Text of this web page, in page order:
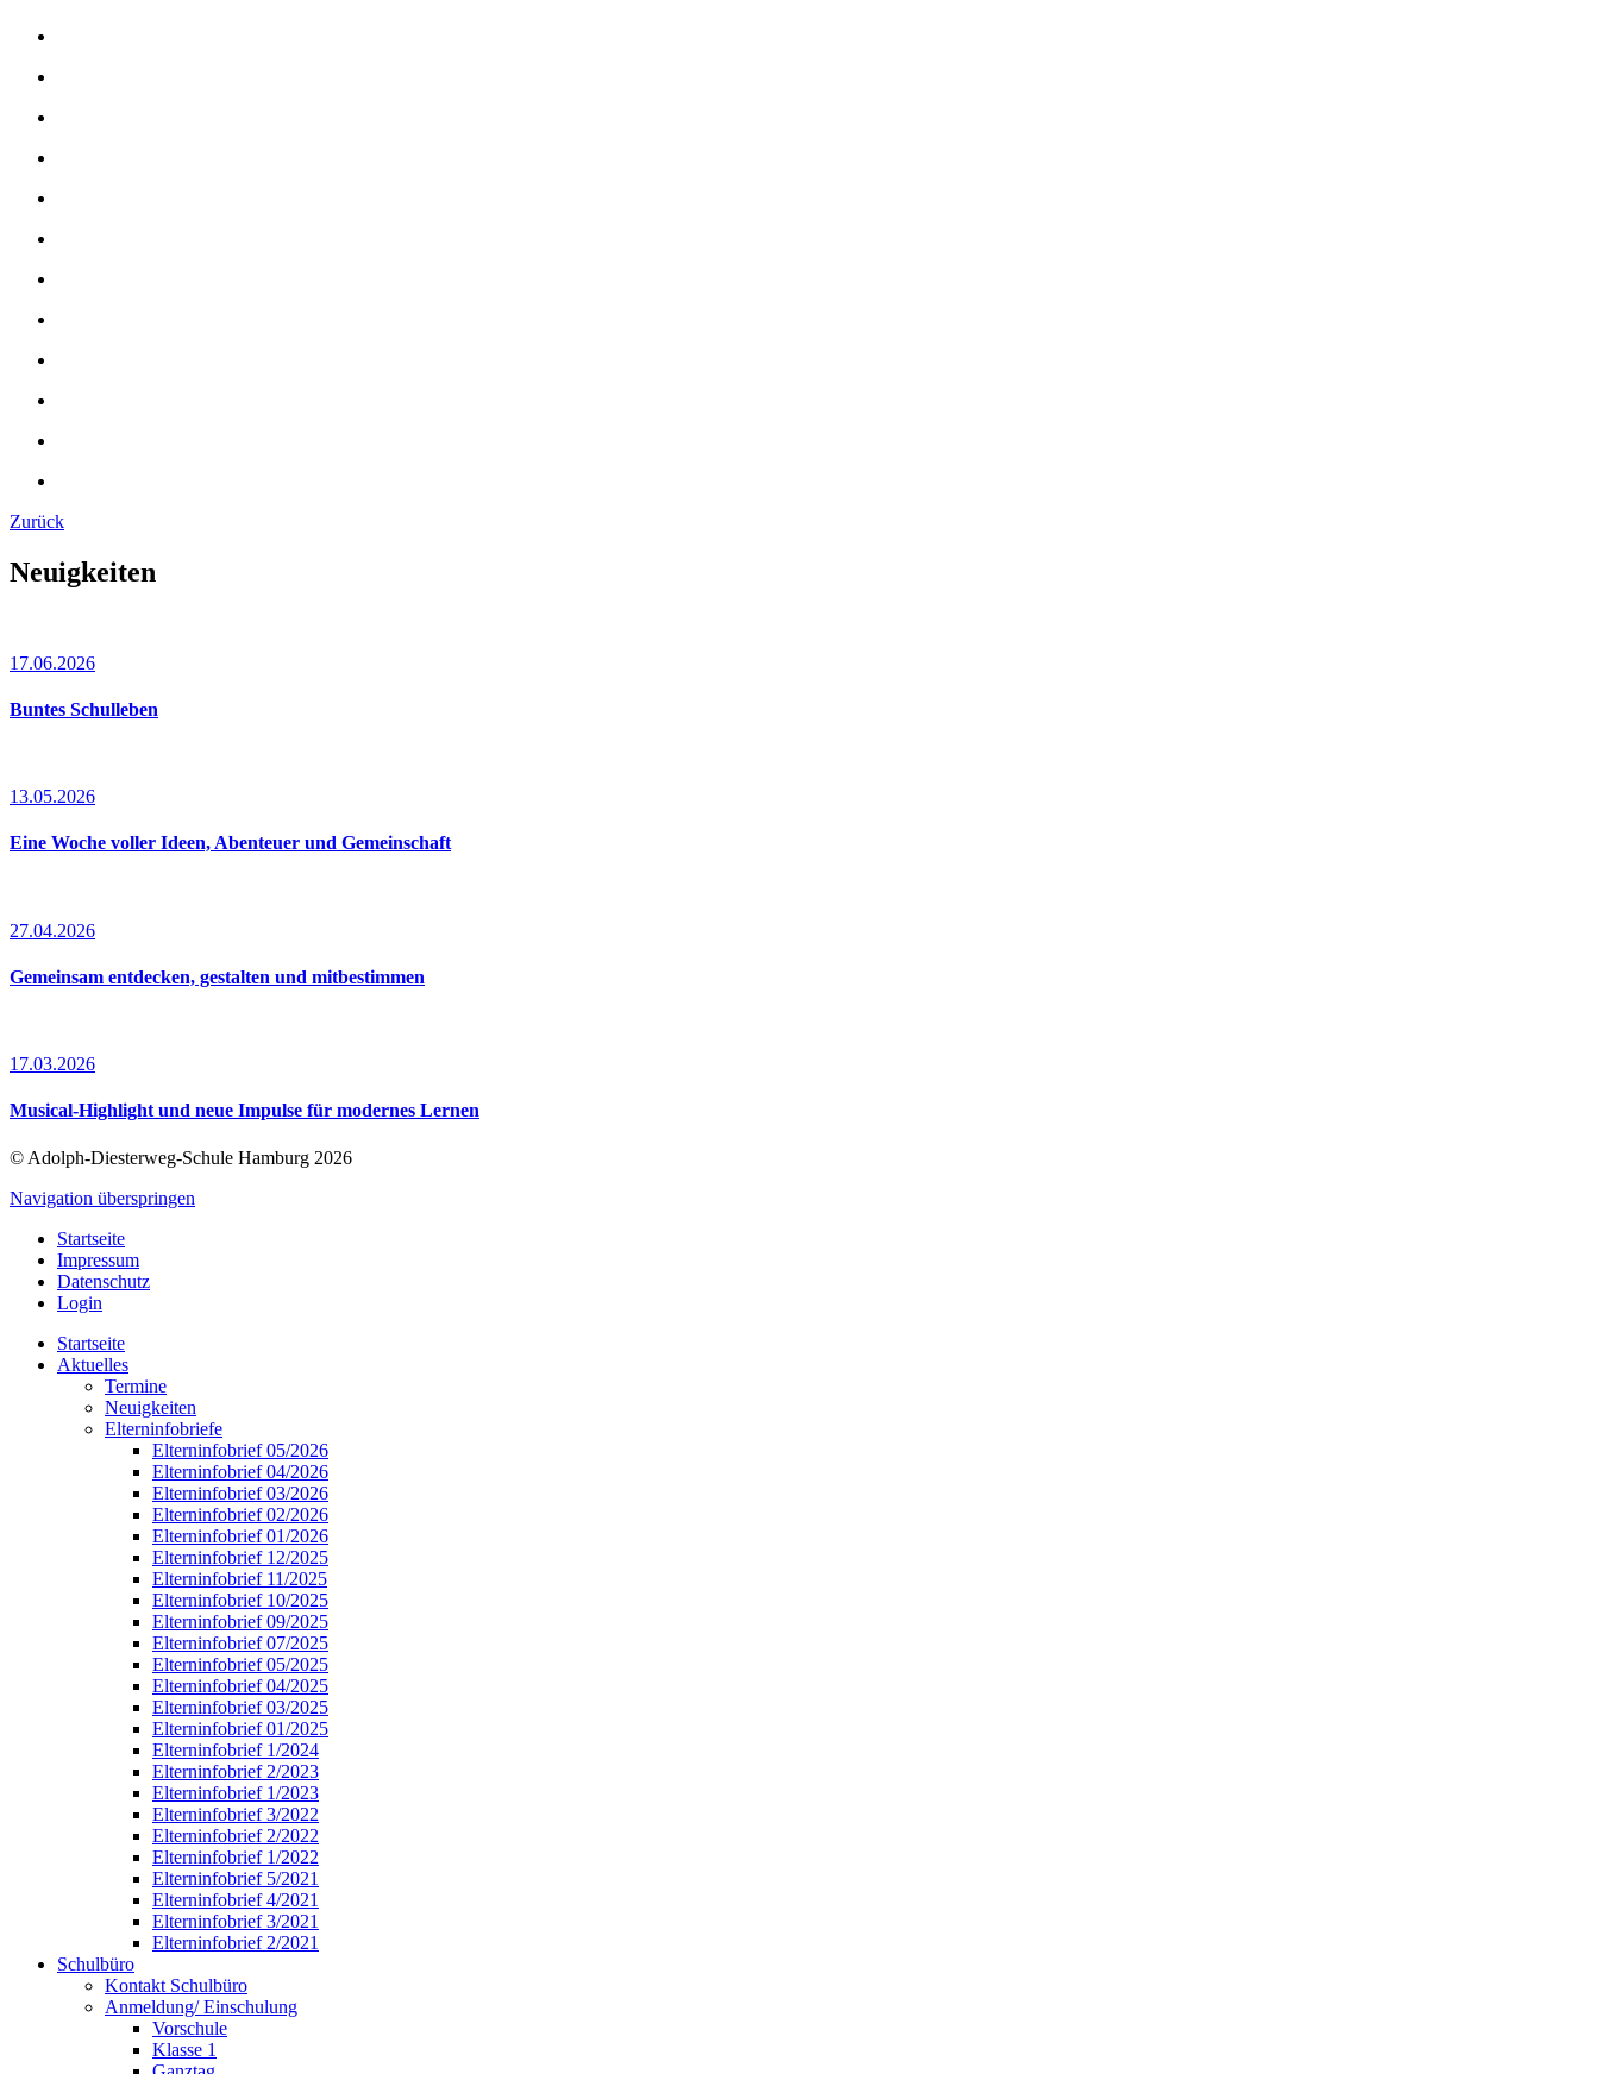
Zurück
Neuigkeiten
17.06.2026
Buntes Schulleben
13.05.2026
Eine Woche voller Ideen, Abenteuer und Gemeinschaft
27.04.2026
Gemeinsam entdecken, gestalten und mitbestimmen
17.03.2026
Musical-Highlight und neue Impulse für modernes Lernen
© Adolph-Diesterweg-Schule Hamburg 2026
Navigation überspringen
Startseite
Impressum
Datenschutz
Login
Startseite
Aktuelles
Termine
Neuigkeiten
Elterninfobriefe
Elterninfobrief 05/2026
Elterninfobrief 04/2026
Elterninfobrief 03/2026
Elterninfobrief 02/2026
Elterninfobrief 01/2026
Elterninfobrief 12/2025
Elterninfobrief 11/2025
Elterninfobrief 10/2025
Elterninfobrief 09/2025
Elterninfobrief 07/2025
Elterninfobrief 05/2025
Elterninfobrief 04/2025
Elterninfobrief 03/2025
Elterninfobrief 01/2025
Elterninfobrief 1/2024
Elterninfobrief 2/2023
Elterninfobrief 1/2023
Elterninfobrief 3/2022
Elterninfobrief 2/2022
Elterninfobrief 1/2022
Elterninfobrief 5/2021
Elterninfobrief 4/2021
Elterninfobrief 3/2021
Elterninfobrief 2/2021
Schulbüro
Kontakt Schulbüro
Anmeldung/ Einschulung
Vorschule
Klasse 1